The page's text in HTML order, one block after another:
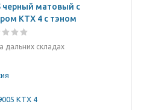
черный матовый с
KTX 4 с тэном
дальних складах
KTX 4